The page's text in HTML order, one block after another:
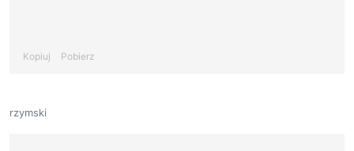
Kopiuj Pobierz
rzymski